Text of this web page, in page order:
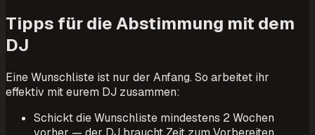
Tipps für die Abstimmung mit dem
DJ
Eine Wunschliste ist nur der Anfang. So arbeitet ihr
effektiv mit eurem DJ zusammen:
Schickt die Wunschliste mindestens 2 Wochen